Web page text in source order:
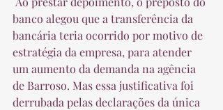
banco alegou que a transferência da
bancária teria ocorrido por motivo de
estratégia da empresa, para atender
um aumento da demanda na agência
de Barroso. Mas essa justificativa foi
derrubada pelas declarações da única